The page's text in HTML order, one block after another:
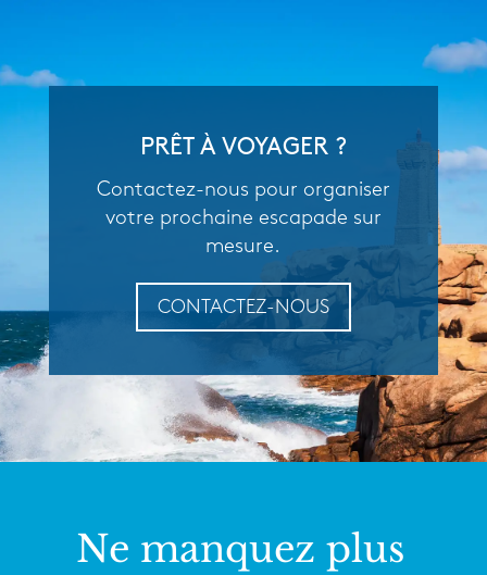
PRÊT À VOYAGER ?
Contactez-nous pour organiser
votre prochaine escapade sur
mesure.
CONTACTEZ-NOUS
Ne manquez plus